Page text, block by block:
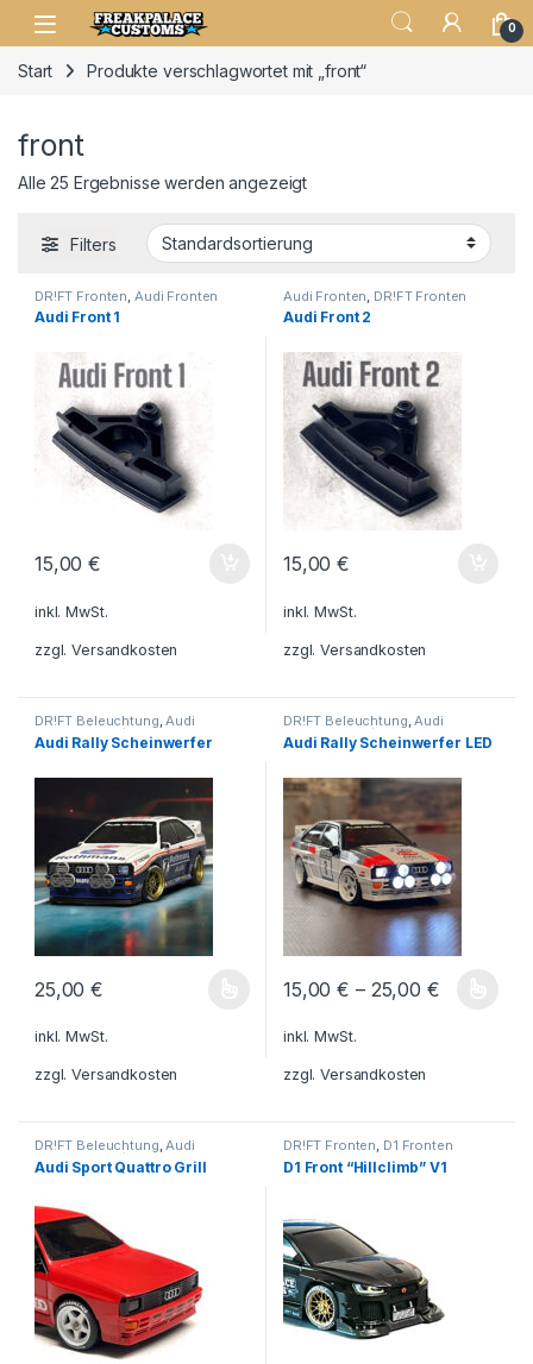
0
Start Produkte verschlagwortet mit „front“
front
Alle 25 Ergebnisse werden angezeigt
Filters
DR!FT Fronten Audi Fronten
Audi Front 1
15,00€
inkl. MwSt.
zzgl.Versandkosten
Audi Fronten DR!FT Fronten
Audi Front 2
15,00€
inkl. MwSt.
zzgl.Versandkosten
DR!FT Beleuchtung Audi
Scheinwerfer/Grills
Audi Rally Scheinwerfer
25,00€
Dieses Produkt weist mehrere Varianten auf. Die Optionen
inkl. MwSt.
zzgl.Versandkosten
DR!FT Beleuchtung Audi
Scheinwerfer/Grills
Audi Rally Scheinwerfer LED
15,00€ – 25,00 €
Dieses Produkt weist mehrere
inkl. MwSt.
zzgl.Versandkosten
DR!FT Beleuchtung,Audi
Scheinwerfer/Grills
Audi Sport Quattro Grill
DR!FT Fronten, D1 Fronten
D1 Front “Hillclimb” V1